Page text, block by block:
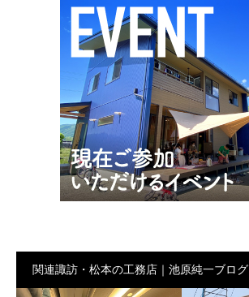
関連諏訪・松本の工務店｜池原純一ブログ